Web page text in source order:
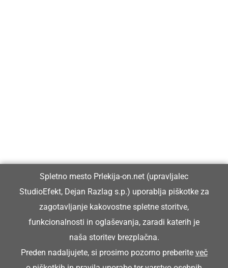
Glavni in odgovorni urednik:
Dejan Razlag
info@prlekija-on.net
Spletno mesto Prlekija-on.net (upravljalec
StudioEfekt, Dejan Razlag s.p.) uporablja piškotke za
zagotavljanje kakovostne spletne storitve,
funkcionalnosti in oglaševanja, zaradi katerih je
naša storitev brezplačna.
Preden nadaljujete, si prosimo pozorno preberite več